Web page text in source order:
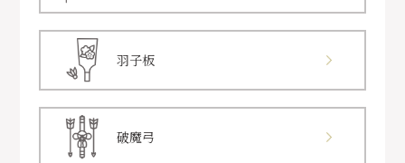
羽子板
破魔弓